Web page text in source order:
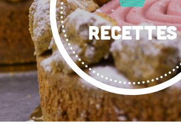
RECETTES